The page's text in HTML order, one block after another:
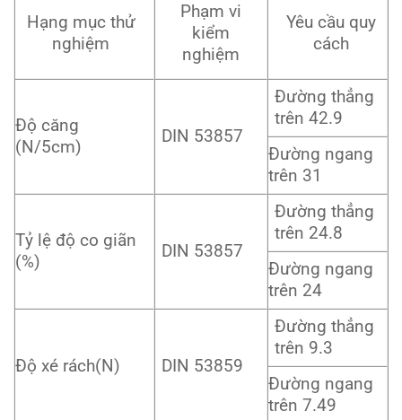
Hạng mục thử
nghiệm
Phạm vi
kiểm
nghiệm
Yêu cầu quy
cách
Độ căng
(N/5cm)
DIN 53857
Đường thẳng
trên 42.9
Đường ngang
trên 31
Tỷ lệ độ co giãn
(%)
DIN 53857
Đường thẳng
trên 24.8
Đường ngang
trên 24
Độ xé rách(N) DIN 53859
Đường thẳng
trên 9.3
Đường ngang
trên 7.49